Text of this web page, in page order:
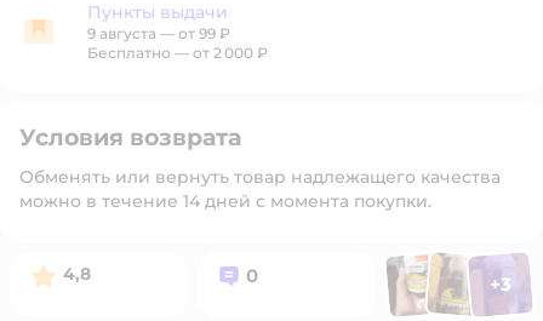
Пункты выдачи
Пункты выдачи
9 августа — от 99 ₽
Бесплатно — от 2 000 ₽
Условия возврата
Обменять или вернуть товар надлежащего качества
можно в течение 14 дней с момента покупки.
Рейтинг:
4,8 Вопросов:
0 ФотоФотоФото
+3
Открыть